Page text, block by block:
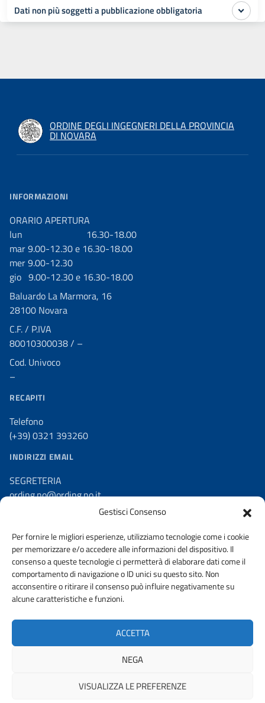
Gestisci Consenso
Per fornire le migliori esperienze, utilizziamo tecnologie come i cookie
per memorizzare e/o accedere alle informazioni del dispositivo. Il
consenso a queste tecnologie ci permetterà di elaborare dati come il
comportamento di navigazione o ID unici su questo sito. Non
acconsentire o ritirare il consenso può influire negativamente su
alcune caratteristiche e funzioni.
ACCETTA
NEGA
VISUALIZZA LE PREFERENZE
Dati non più soggetti a pubblicazione obbligatoria
ORDINE DEGLI INGEGNERI DELLA PROVINCIA
DI NOVARA
INFORMAZIONI
ORARIO APERTURA
lun 16.30-18.00
mar 9.00-12.30 e 16.30-18.00
mer 9.00-12.30
gio 9.00-12.30 e 16.30-18.00
Baluardo La Marmora, 16
28100 Novara
C.F. / P.IVA
80010300038 / –
Cod. Univoco
–
RECAPITI
Telefono
(+39) 0321 393260
INDIRIZZI EMAIL
SEGRETERIA
ording.no@ording.no.it
AMMINISTRAZIONE TRASPARENTE
DICHIARAZIONE DI ACCESSIBILITA’
© 2026 ORDINE DEGLI INGEGNERI DELLA PROVINCIA DI NOVARA |